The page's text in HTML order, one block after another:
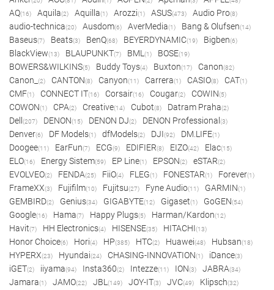
AQ(16) Aquila(2) Aquilla(1) Arozzi(1) ASUS(473) Audio Pro(8)
audio-technica(20) Ausdom(6) AverMedia(1) Bang & Olufsen(14)
Baseus(7) Beats(3) BenQ(68) BEYERDYNAMIC(19) Bigben(6)
BlackView(13) BLAUPUNKT(7) BML (1) BOSE(19)
BOWERS&WILKINS(5) Buddy Toys(4) Buxton(17) Canon(82)
Canon_ (2) CANTON(8) Canyon(11) Carrera(1) CASIO(8) CAT(1)
CMF(1) CONNECT IT(16) Corsair(16) Cougar(2) COWIN(5)
COWON(1) CPA(2) Creative(14) Cubot(8) Datram Praha(2)
Dell (207) DENON(15) DENON DJ(2) DENON Professional (3)
Denver(6) DF Models(1) dfModels(2) DJI(92) DM.LIFE(1)
Doogee(11) EarFun(7) ECG(9) EDIFIER(8) EIZO(42) Elac(15)
ELO(16) Energy Sistem(59) EP Line(1) EPSON(2) eSTAR(2)
EVOLVEO(2) FENDA(25) FiiO(4) FLEG(1) FONESTAR(1) Forever(1)
FrameXX(3) Fujifilm(10) Fujitsu(27) Fyne Audio(11) GARMIN(1)
GEMBIRD(2) Genius(34) GIGABYTE(12) Gigaset(1) GoGEN(54)
Google(16) Hama(7) Happy Plugs(5) Harman/Kardon(12)
Havit(7) HH Electronics(4) HISENSE(35) HITACHI(13)
Honor Choice(6) Hori(4) HP(385) HTC(2) Huawei(48) Hubsan(18)
HYPERX(23) Hyundai(24) CHASING-INNOVATION(1) iDance(3)
iGET(2) iiyama(94) Insta360(2) Intezze(11) ION(3) JABRA(34)
Jamara(1) JAMO(22) JBL (149) JOY-IT(3) JVC(49) Klipsch(32)